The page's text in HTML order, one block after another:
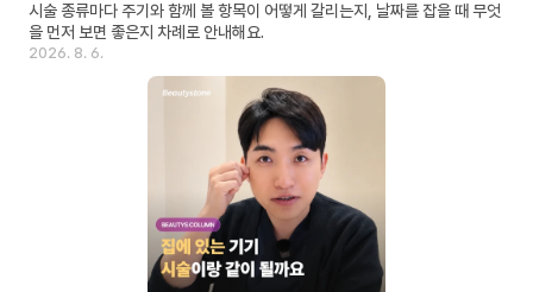
시술 종류마다 주기와 함께 볼 항목이 어떻게 갈리는지, 날짜를 잡을 때 무엇
을 먼저 보면 좋은지 차례로 안내해요.
2026. 8. 6.